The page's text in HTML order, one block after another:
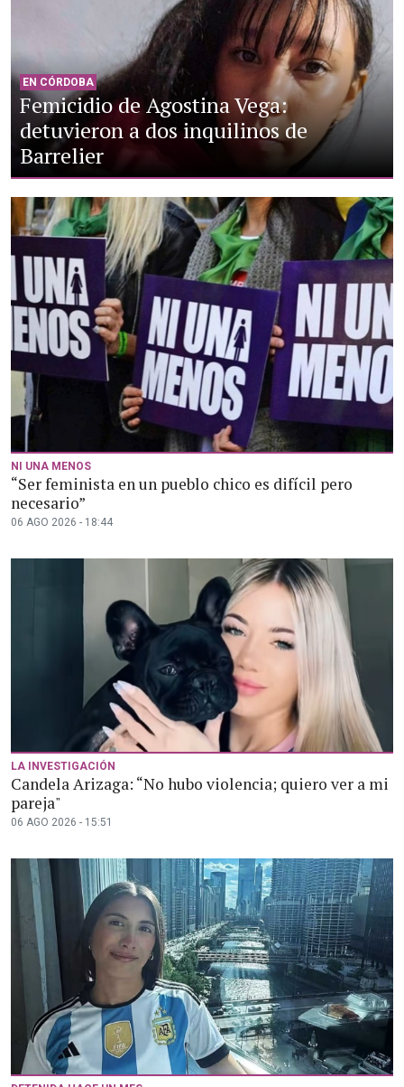
EN CÓRDOBA
Femicidio de Agostina Vega:
detuvieron a dos inquilinos de
Barrelier
NI UNA MENOS
“Ser feminista en un pueblo chico es difícil pero
necesario”
06 AGO 2026 - 18:44
LA INVESTIGACIÓN
Candela Arizaga: “No hubo violencia; quiero ver a mi
pareja"
06 AGO 2026 - 15:51